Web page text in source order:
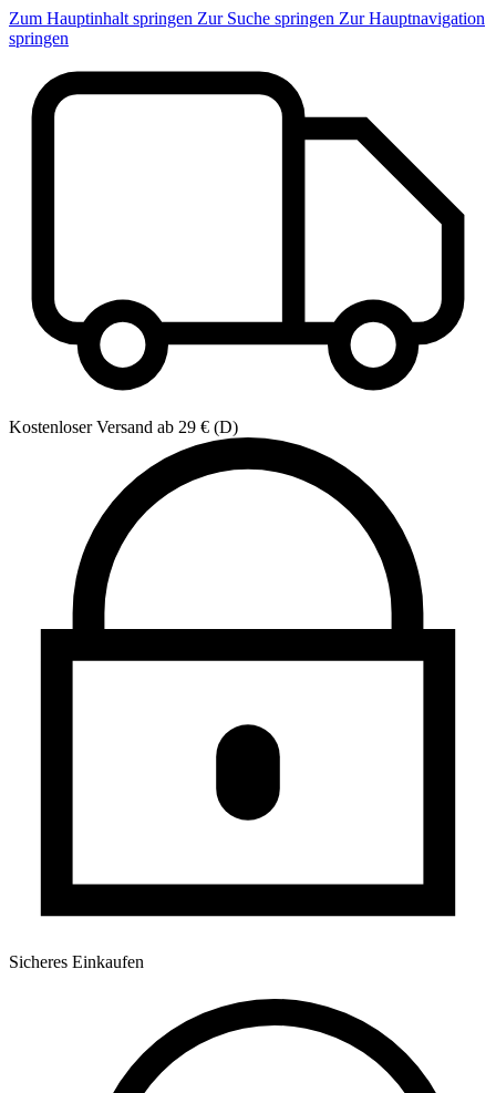
Zum Hauptinhalt springen Zur Suche springen Zur Hauptnavigation
springen
Kostenloser Versand ab 29 € (D)
Sicheres Einkaufen